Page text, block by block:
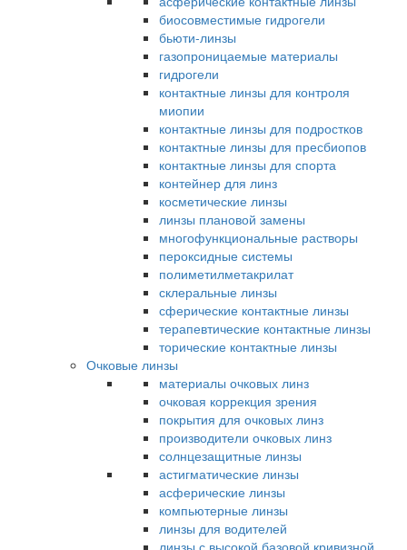
биосовместимые гидрогели
бьюти-линзы
газопроницаемые материалы
гидрогели
контактные линзы для контроля
миопии
контактные линзы для подростков
контактные линзы для пресбиопов
контактные линзы для спорта
контейнер для линз
косметические линзы
линзы плановой замены
многофункциональные растворы
пероксидные системы
полиметилметакрилат
склеральные линзы
сферические контактные линзы
терапевтические контактные линзы
торические контактные линзы
Очковые линзы
материалы очковых линз
очковая коррекция зрения
покрытия для очковых линз
производители очковых линз
солнцезащитные линзы
астигматические линзы
асферические линзы
компьютерные линзы
линзы для водителей